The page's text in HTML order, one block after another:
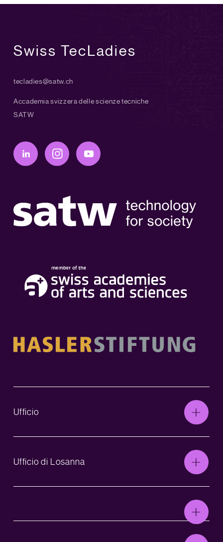
Swiss TecLadies
tecladies@satw.ch
Accademia svizzera delle scienze tecniche
SATW
Ufficio
Ufficio di Losanna